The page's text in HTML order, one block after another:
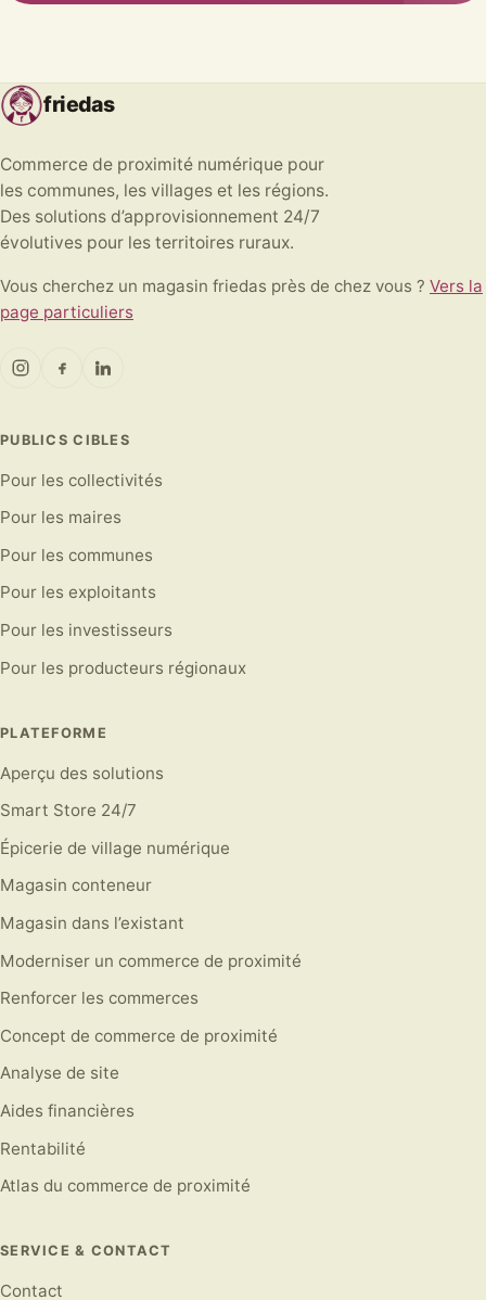
friedas
Commerce de proximité numérique pour
les communes, les villages et les régions.
Des solutions d’approvisionnement 24/7
évolutives pour les territoires ruraux.
Vous cherchez un magasin friedas près de chez vous ? Vers la
page particuliers
PUBLICS CIBLES
Pour les collectivités
Pour les maires
Pour les communes
Pour les exploitants
Pour les investisseurs
Pour les producteurs régionaux
PLATEFORME
Aperçu des solutions
Smart Store 24/7
Épicerie de village numérique
Magasin conteneur
Magasin dans l’existant
Moderniser un commerce de proximité
Renforcer les commerces
Concept de commerce de proximité
Analyse de site
Aides financières
Rentabilité
Atlas du commerce de proximité
SERVICE & CONTACT
Contact